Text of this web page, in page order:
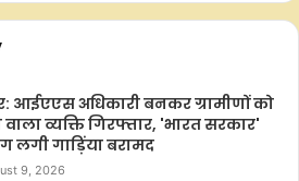
आईएएस अधिकारी बनकर ग्रामीणों को
व्यक्ति गिरफ्तार, 'भारत सरकार'
लगी गाड़िंया बरामद
9, 2026